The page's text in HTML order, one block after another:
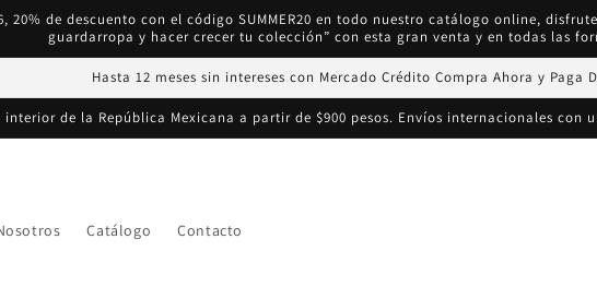
20% de descuento con el código SUMMER20 en todo nuestro catálogo online,
guardarropa y hacer crecer tu colección” con esta gran venta y en todas las
Hasta 12 meses sin intereses con Mercado Crédito Compra Ahora y Paga
de la República Mexicana a partir de $900 pesos. Envíos internacionales con
Catálogo Contacto